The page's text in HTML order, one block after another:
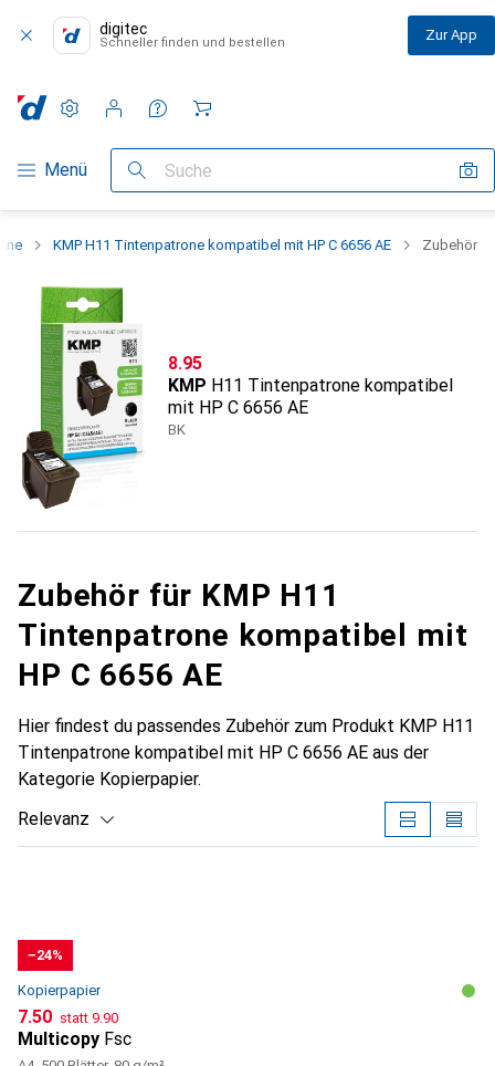
digitec
Schneller finden und bestellen Zur App
Navigation nach Kategorien
Menü Suche
Einstellungen
Kundenkonto
Vergleichslisten
Merklisten
Warenkorb
KMP H11 Tintenpatrone kompatibel mit HP C 6656 AE Zubehör
CHF
8.95
KMP H11 Tintenpatrone kompatibel
mit HP C 6656 AE
BK
Zubehör für KMP H11
Tintenpatrone kompatibel mit
HP C 6656 AE
Hier findest du passendes Zubehör zum Produkt KMP H11
Tintenpatrone kompatibel mit HP C 6656 AE aus der
Kategorie Kopierpapier.
Relevanz
−24%
Kopierpapier
CHF
7.50 statt CHF
9.90
Multicopy Fsc